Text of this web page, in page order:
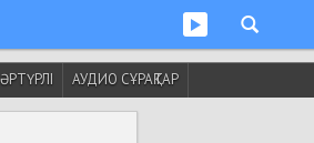
ӘРТҮРЛІ АУДИО СҰРАҚТАР